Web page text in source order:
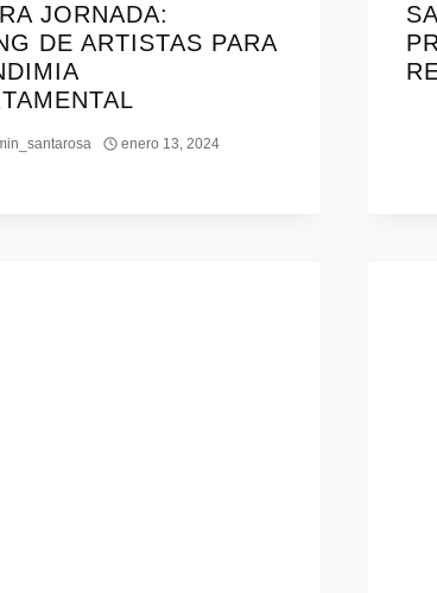
JORNADA:
DE ARTISTAS PARA
enero 13, 2024